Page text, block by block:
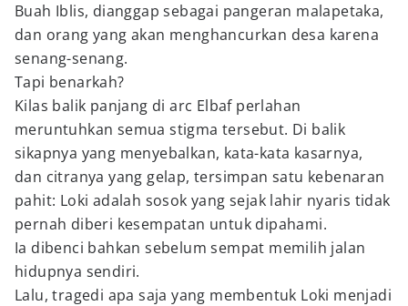
Buah Iblis, dianggap sebagai pangeran malapetaka,
dan orang yang akan menghancurkan desa karena
senang-senang.
Tapi benarkah?
Kilas balik panjang di arc Elbaf perlahan
meruntuhkan semua stigma tersebut. Di balik
sikapnya yang menyebalkan, kata-kata kasarnya,
dan citranya yang gelap, tersimpan satu kebenaran
pahit: Loki adalah sosok yang sejak lahir nyaris tidak
pernah diberi kesempatan untuk dipahami.
Ia dibenci bahkan sebelum sempat memilih jalan
hidupnya sendiri.
Lalu, tragedi apa saja yang membentuk Loki menjadi